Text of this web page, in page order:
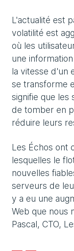
L'actualité est
volatilité est
où les
une
la vitesse d'un
se transforme
signifie que
de tomber en
réduire leurs
Les Échos ont
lesquelles le
nouvelles
serveurs de
y a eu une
Web que nous
Pascal, CTO,